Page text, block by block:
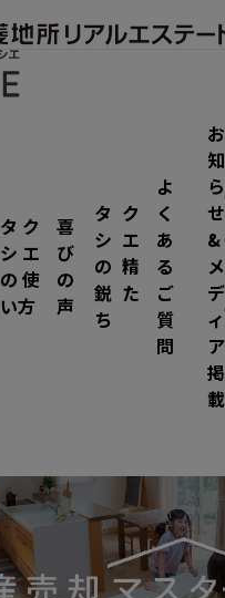
タク
シエ
の使
い方
喜
び
の
声
タク
シエ
の精
鋭た
ち
よ
く
あ
る
ご
質
問
お
知
ら
せ
&
メ
デ
ィ
ア
掲
載